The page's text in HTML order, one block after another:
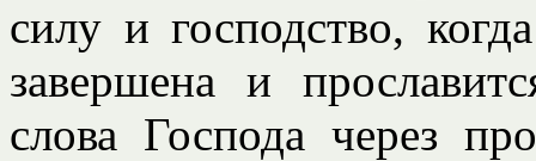
силу и господство,
завершена и
слова Господа через